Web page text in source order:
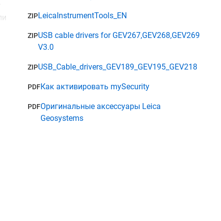
ZIPLeicaInstrumentTools_EN
ZIPUSB cable drivers for GEV267,GEV268,GEV269
V3.0
ZIPUSB_Cable_drivers_GEV189_GEV195_GEV218
PDFКак активировать mySecurity
PDFОригинальные аксессуары Leica
Geosystems